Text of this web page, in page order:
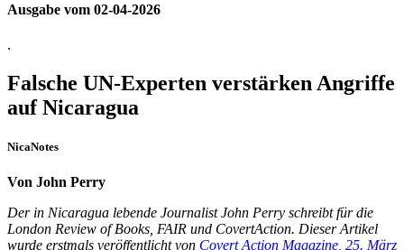
Ausgabe vom 02-04-2026
.
Falsche UN-Experten verstärken Angriffe
auf Nicaragua
NicaNotes
Von John Perry
Der in Nicaragua lebende Journalist John Perry schreibt für die
London Review of Books, FAIR und CovertAction. Dieser Artikel
wurde erstmals veröffentlicht von Covert Action Magazine, 25. März